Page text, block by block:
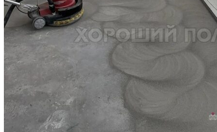
Услуги по реставрации паркета
1 500 ₽
Блог
Интересные статьи о паркете Coswick
ВИДЕО-ИНСТРУКЦИЯ: Реставрация царапин. Полы,
покрытые маслом и твердым воском. Системы для локального
ремонта и восстановления